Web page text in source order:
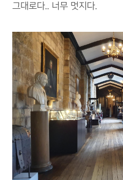
그대로다.. 너무 멋지다.